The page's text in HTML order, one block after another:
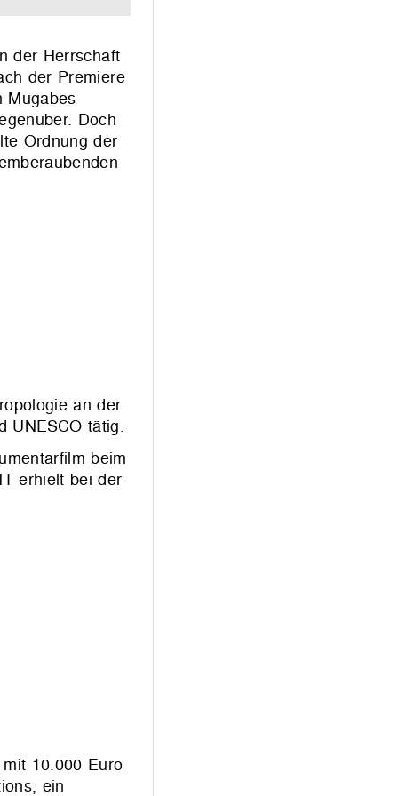
der Herrschaft
der Premiere
Mugabes
Doch
Ordnung der
an der
UNESCO tätig.
beim
erhielt bei der
10.000 Euro
ein